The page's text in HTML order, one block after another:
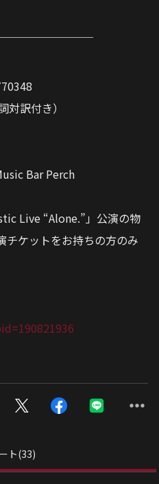
￣￣￣￣￣￣￣￣
訳付き）
Bar Perch
Live “Alone.”」公演の物
ケットをお持ちの方のみ
ト(33)